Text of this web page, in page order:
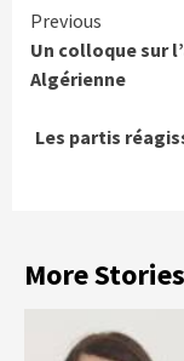
Continue
Reading
Previous
Un colloque sur
Algérienne
Les partis
More Stories